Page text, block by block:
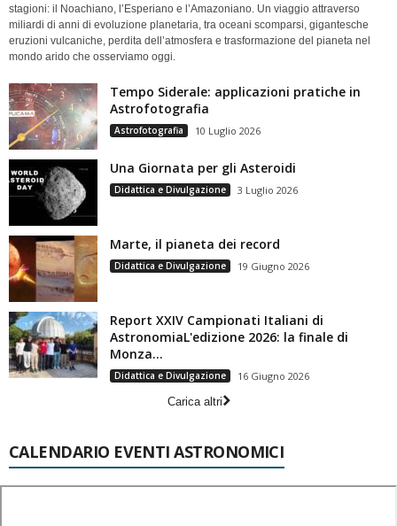
stagioni: il Noachiano, l’Esperiano e l’Amazoniano. Un viaggio attraverso
miliardi di anni di evoluzione planetaria, tra oceani scomparsi, gigantesche
eruzioni vulcaniche, perdita dell’atmosfera e trasformazione del pianeta nel
mondo arido che osserviamo oggi.
Tempo Siderale: applicazioni pratiche in
Astrofotografia
Astrofotografia 10 Luglio 2026
Una Giornata per gli Asteroidi
Didattica e Divulgazione 3 Luglio 2026
Marte, il pianeta dei record
Didattica e Divulgazione 19 Giugno 2026
Report XXIV Campionati Italiani di
AstronomiaL'edizione 2026: la finale di
Monza...
Didattica e Divulgazione
16 Giugno 2026
Carica altri
CALENDARIO EVENTI ASTRONOMICI